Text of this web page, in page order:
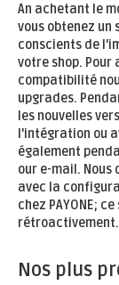
An achetant le
vous obtenez un
conscients de
votre shop.
compatibilité
upgrades.
les nouvelles
l'intégration ou
également
our e-mail.
avec la
chez PAYONE;
rétroactivement.
Nos plus